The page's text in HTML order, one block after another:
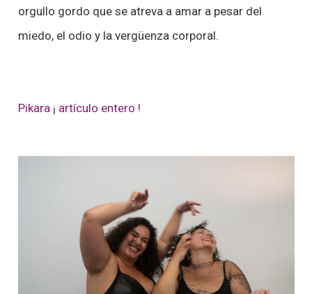
orgullo gordo que se atreva a amar a pesar del
miedo, el odio y la vergüenza corporal.
Pikara ¡ artículo entero !